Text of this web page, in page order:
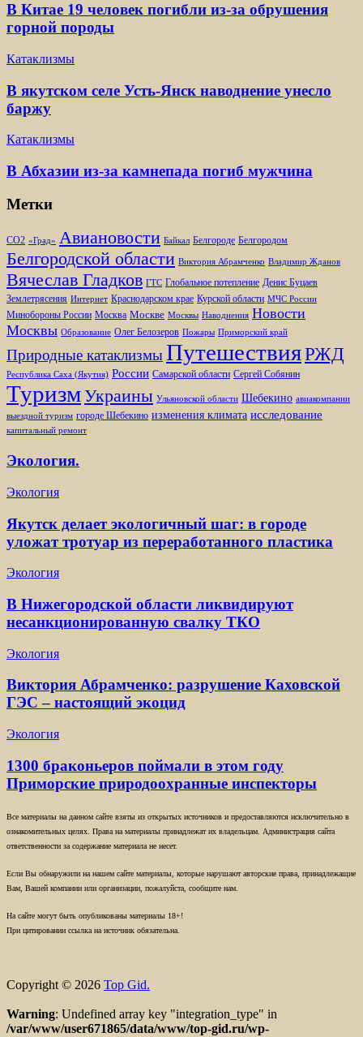
В Китае 19 человек погибли из-за обрушения
горной породы
Катаклизмы
В якутском селе Усть-Янск наводнение унесло
баржу
Катаклизмы
В Абхазии из-за камнепада погиб мужчина
Метки
CO2 «Град» Авиановости Байкал Белгороде Белгородом
Белгородской области Виктория Абрамченко Владимир Жданов
Вячеслав Гладков ГТС Глобальное потепление Денис Буцаев
Землетрясения Интернет Краснодарском крае Курской области МЧС России
Минобороны России Москва Москве Москвы Наводнения Новости
Москвы Образование Олег Белозеров Пожары Приморский край
Природные катаклизмыПутешествияРЖД
Республика Саха (Якутия) России Самарской области Сергей Собянин
ТуризмУкраины Ульяновской области Шебекино авиакомпании
выездной туризм городе Шебекино изменения климата исследование
капитальный ремонт
Экология.
Экология
Якутск делает экологичный шаг: в городе
уложат тротуар из переработанного пластика
Экология
В Нижегородской области ликвидируют
несанкционированную свалку ТКО
Экология
Виктория Абрамченко: разрушение Каховской
ГЭС – настоящий экоцид
Экология
1300 браконьеров поймали в этом году
Приморские природоохранные инспекторы
Все материалы на данном сайте взяты из открытых источников и предоставляются исключительно в
ознакомительных целях. Права на материалы принадлежат их владельцам. Администрация сайта
ответственности за содержание материала не несет.
Если Вы обнаружили на нашем сайте материалы, которые нарушают авторские права, принадлежащие
Вам, Вашей компании или организации, пожалуйста, сообщите нам.
На сайте могут быть опубликованы материалы 18+!
При цитировании ссылка на источник обязательна.
Copyright © 2026 Top Gid.
Warning: Undefined array key "integration_type" in
/var/www/user671865/data/www/top-gid.ru/wp-